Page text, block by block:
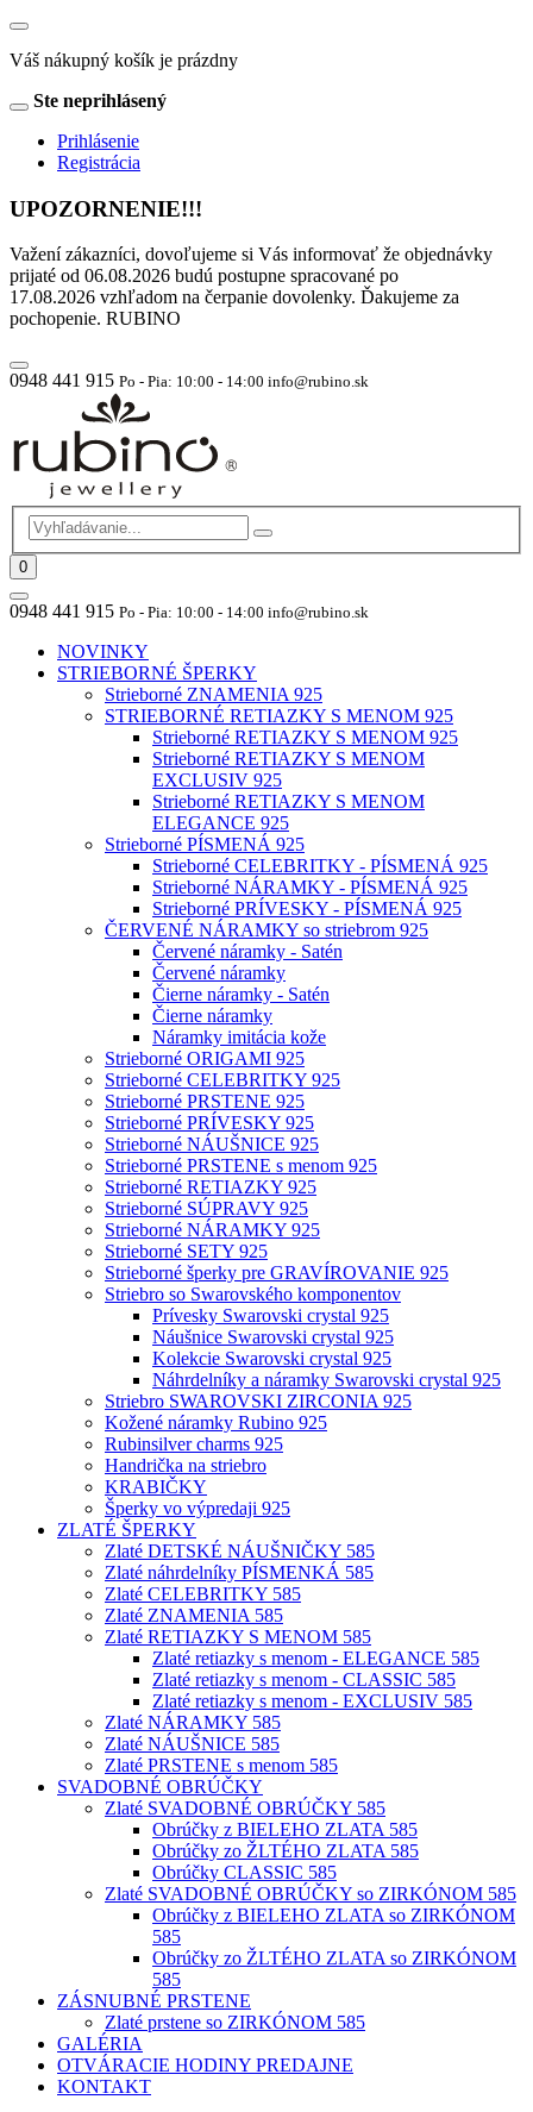
Váš nákupný košík je prázdny
Ste neprihlásený
Prihlásenie
Registrácia
UPOZORNENIE!!!
Važení zákazníci, dovoľujeme si Vás informovať že objednávky
prijaté od 06.08.2026 budú postupne spracované po
17.08.2026 vzhľadom na čerpanie dovolenky. Ďakujeme za
pochopenie. RUBINO
0948 441 915 Po - Pia: 10:00 - 14:00 info@rubino.sk
0
0948 441 915 Po - Pia: 10:00 - 14:00 info@rubino.sk
NOVINKY
STRIEBORNÉ ŠPERKY
Strieborné ZNAMENIA 925
STRIEBORNÉ RETIAZKY S MENOM 925
Strieborné RETIAZKY S MENOM 925
Strieborné RETIAZKY S MENOM
EXCLUSIV 925
Strieborné RETIAZKY S MENOM
ELEGANCE 925
Strieborné PÍSMENÁ 925
Strieborné CELEBRITKY - PÍSMENÁ 925
Strieborné NÁRAMKY - PÍSMENÁ 925
Strieborné PRÍVESKY - PÍSMENÁ 925
ČERVENÉ NÁRAMKY so striebrom 925
Červené náramky - Satén
Červené náramky
Čierne náramky - Satén
Čierne náramky
Náramky imitácia kože
Strieborné ORIGAMI 925
Strieborné CELEBRITKY 925
Strieborné PRSTENE 925
Strieborné PRÍVESKY 925
Strieborné NÁUŠNICE 925
Strieborné PRSTENE s menom 925
Strieborné RETIAZKY 925
Strieborné SÚPRAVY 925
Strieborné NÁRAMKY 925
Strieborné SETY 925
Strieborné šperky pre GRAVÍROVANIE 925
Striebro so Swarovského komponentov
Prívesky Swarovski crystal 925
Náušnice Swarovski crystal 925
Kolekcie Swarovski crystal 925
Náhrdelníky a náramky Swarovski crystal 925
Striebro SWAROVSKI ZIRCONIA 925
Kožené náramky Rubino 925
Rubinsilver charms 925
Handrička na striebro
KRABIČKY
Šperky vo výpredaji 925
ZLATÉ ŠPERKY
Zlaté DETSKÉ NÁUŠNIČKY 585
Zlaté náhrdelníky PÍSMENKÁ 585
Zlaté CELEBRITKY 585
Zlaté ZNAMENIA 585
Zlaté RETIAZKY S MENOM 585
Zlaté retiazky s menom - ELEGANCE 585
Zlaté retiazky s menom - CLASSIC 585
Zlaté retiazky s menom - EXCLUSIV 585
Zlaté NÁRAMKY 585
Zlaté NÁUŠNICE 585
Zlaté PRSTENE s menom 585
SVADOBNÉ OBRÚČKY
Zlaté SVADOBNÉ OBRÚČKY 585
Obrúčky z BIELEHO ZLATA 585
Obrúčky zo ŽLTÉHO ZLATA 585
Obrúčky CLASSIC 585
Zlaté SVADOBNÉ OBRÚČKY so ZIRKÓNOM 585
Obrúčky z BIELEHO ZLATA so ZIRKÓNOM
585
Obrúčky zo ŽLTÉHO ZLATA so ZIRKÓNOM
585
ZÁSNUBNÉ PRSTENE
Zlaté prstene so ZIRKÓNOM 585
GALÉRIA
OTVÁRACIE HODINY PREDAJNE
KONTAKT